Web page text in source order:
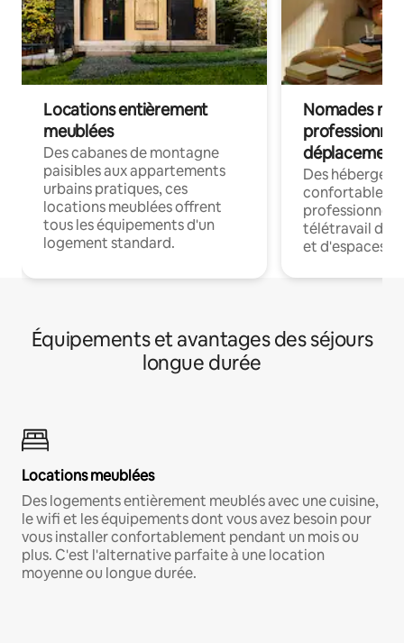
Locations entièrement
meublées
Des cabanes de montagne
paisibles aux appartements
urbains pratiques, ces
locations meublées offrent
tous les équipements d'un
logement standard.
Nomades
déplacement
Des
confortables
professionnels
télétravail
et d'espaces
Équipements et avantages des séjours
longue durée
Locations meublées
Des logements entièrement meublés avec une cuisine,
le wifi et les équipements dont vous avez besoin pour
vous installer confortablement pendant un mois ou
plus. C'est l'alternative parfaite à une location
moyenne ou longue durée.